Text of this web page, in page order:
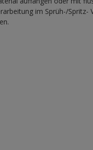
im Sprüh-/Spritz-